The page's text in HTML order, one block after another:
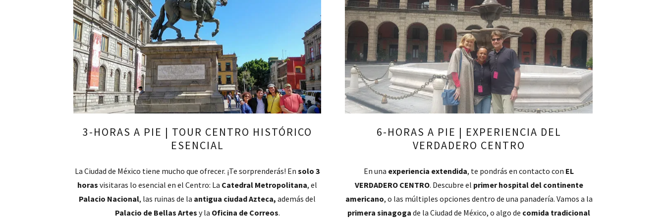
3-HORAS A PIE | TOUR CENTRO HISTÓRICO
ESENCIAL
La Ciudad de México tiene mucho que ofrecer. ¡Te sorprenderás! En solo 3
horas visitaras lo esencial en el Centro: La Catedral Metropolitana, el
Palacio Nacional, las ruinas de la antigua ciudad Azteca, además del
Palacio de Bellas Artes y la Oficina de Correos.
6-HORAS A PIE | EXPERIENCIA DEL
VERDADERO CENTRO
En una experiencia extendida, te pondrás en contacto con EL
VERDADERO CENTRO. Descubre el primer hospital del continente
americano, o las múltiples opciones dentro de una panadería. Vamos a la
primera sinagoga de la Ciudad de México, o algo de comida tradicional